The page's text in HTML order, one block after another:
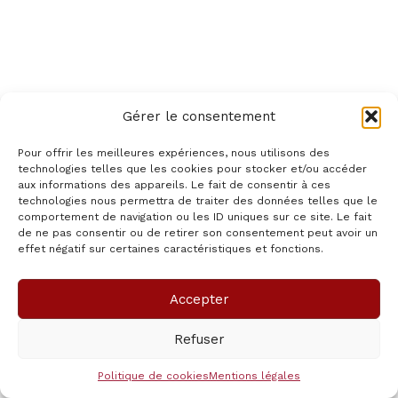
Gérer le consentement
Pour offrir les meilleures expériences, nous utilisons des
technologies telles que les cookies pour stocker et/ou accéder
aux informations des appareils. Le fait de consentir à ces
technologies nous permettra de traiter des données telles que le
comportement de navigation ou les ID uniques sur ce site. Le fait
de ne pas consentir ou de retirer son consentement peut avoir un
effet négatif sur certaines caractéristiques et fonctions.
Accepter
Refuser
Politique de cookiesMentions légales
Annuler le paiement/
Cancelar el pago
[AWPCPCANCELPAYMENT]
Copyright © 2026 pasion-Mexicana | Propulsé par
WordPress Astra